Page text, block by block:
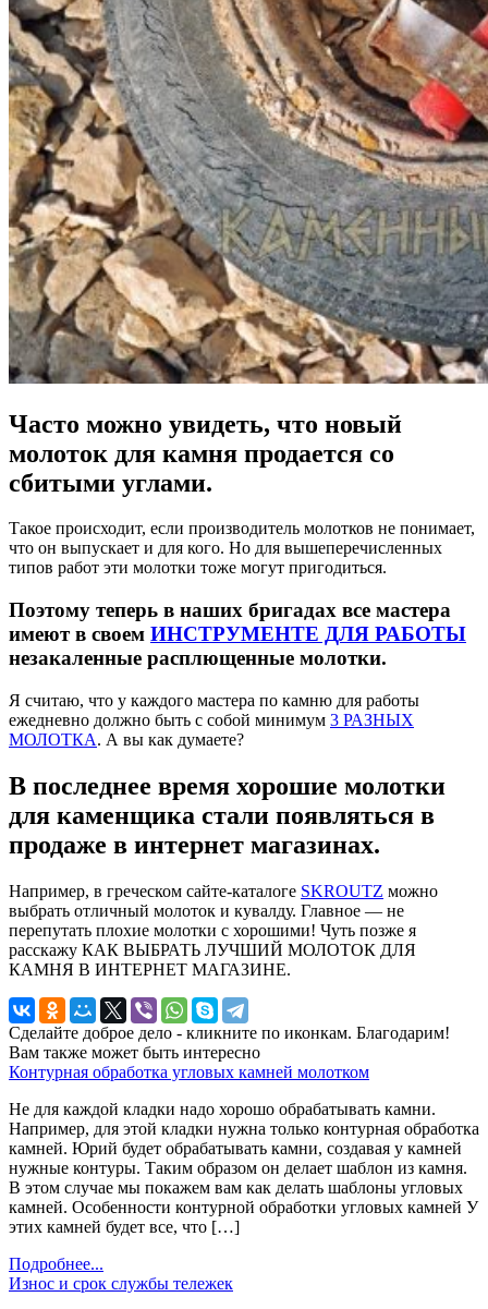
Часто можно увидеть, что новый
молоток для камня продается со
сбитыми углами.
Такое происходит, если производитель молотков не понимает,
что он выпускает и для кого. Но для вышеперечисленных
типов работ эти молотки тоже могут пригодиться.
Поэтому теперь в наших бригадах все мастера
имеют в своем ИНСТРУМЕНТЕ ДЛЯ РАБОТЫ
незакаленные расплющенные молотки.
Я считаю, что у каждого мастера по камню для работы
ежедневно должно быть с собой минимум 3 РАЗНЫХ
МОЛОТКА. А вы как думаете?
В последнее время хорошие молотки
для каменщика стали появляться в
продаже в интернет магазинах.
Например, в греческом сайте-каталоге SKROUTZ можно
выбрать отличный молоток и кувалду. Главное — не
перепутать плохие молотки с хорошими! Чуть позже я
расскажу КАК ВЫБРАТЬ ЛУЧШИЙ МОЛОТОК ДЛЯ
КАМНЯ В ИНТЕРНЕТ МАГАЗИНЕ.
Сделайте доброе дело - кликните по иконкам. Благодарим!
Вам также может быть интересно
Контурная обработка угловых камней молотком
Не для каждой кладки надо хорошо обрабатывать камни.
Например, для этой кладки нужна только контурная обработка
камней. Юрий будет обрабатывать камни, создавая у камней
нужные контуры. Таким образом он делает шаблон из камня.
В этом случае мы покажем вам как делать шаблоны угловых
камней. Особенности контурной обработки угловых камней У
этих камней будет все, что […]
Подробнее...
Износ и срок службы тележек